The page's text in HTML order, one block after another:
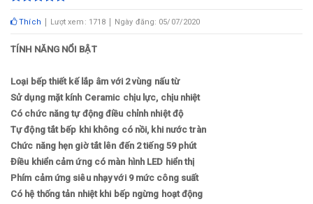
Thích Lượt xem: 1718 Ngày đăng: 05/07/2020
TÍNH NĂNG NỔI BẬT
Loại bếp thiết kế lắp âm với 2 vùng nấu từ
Sử dụng mặt kính Ceramic chịu lực, chịu nhiệt
Có chức năng tự động điều chỉnh nhiệt độ
Tự động tắt bếp khi không có nồi, khi nước tràn
Chức năng hẹn giờ tắt lên đến 2 tiếng 59 phút
Điều khiển cảm ứng có màn hình LED hiển thị
Phím cảm ứng siêu nhạy với 9 mức công suất
Có hệ thống tản nhiệt khi bếp ngừng hoạt động